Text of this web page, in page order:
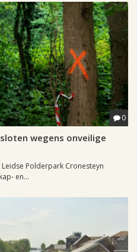
0
wegens onveilige
Polderpark Cronesteyn
en...